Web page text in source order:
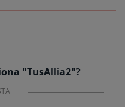
"TusAllia2"?